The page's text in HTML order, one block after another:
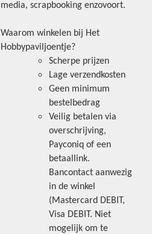
media, scrapbooking enzovoort.
Waarom winkelen bij Het
Hobbypaviljoentje?
Scherpe prijzen
Lage verzendkosten
Geen minimum
bestelbedrag
Veilig betalen via
overschrijving,
Payconiq of een
betaallink.
Bancontact aanwezig
in de winkel
(Mastercard DEBIT,
Visa DEBIT. Niet
mogelijk om te